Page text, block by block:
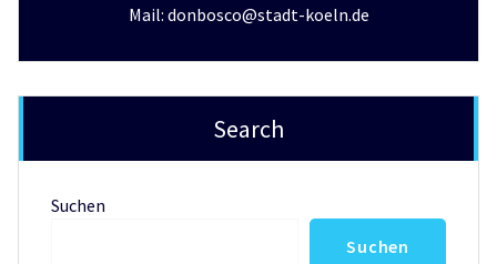
Mail: donbosco@stadt-koeln.de
Search
Suchen
Suchen